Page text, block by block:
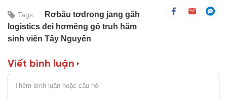
Tags:
Rơbâu tơdrong jang găh
logistics đei hơmĕng gô truh hăm
sinh viên Tây Nguyên
Viết bình luận